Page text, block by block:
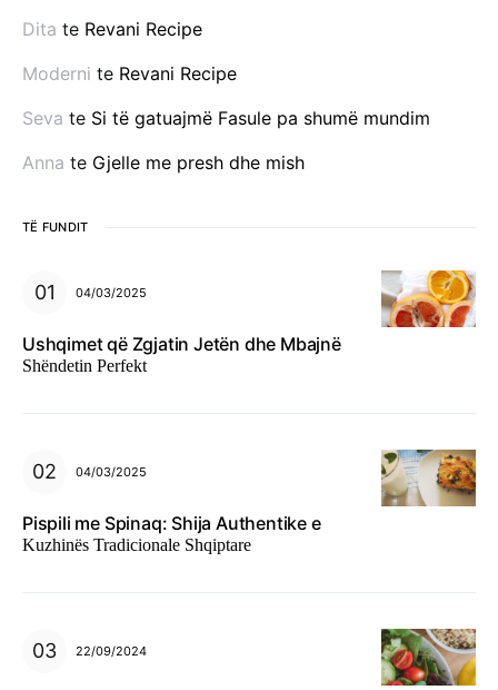
Dita te Revani Recipe
Moderni te Revani Recipe
Seva te Si të gatuajmë Fasule pa shumë mundim
Anna te Gjelle me presh dhe mish
TË FUNDIT
04/03/2025
Ushqimet që Zgjatin Jetën dhe Mbajnë
Shëndetin Perfekt
04/03/2025
Pispili me Spinaq: Shija Authentike e
Kuzhinës Tradicionale Shqiptare
22/09/2024